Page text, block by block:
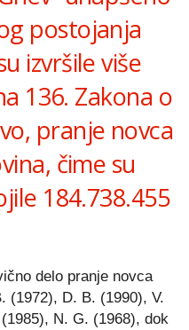
postojanja
izvršile više
136. Zakona o
pranje novca
čime su
184.738.455
delo pranje novca
(1972), D. B. (1990), V.
N. G. (1968), dok